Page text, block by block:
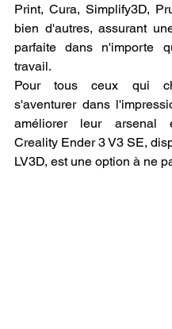
Print, Cura, Simplify3D,
bien d'autres, assurant
parfaite dans n'importe
travail.
Pour tous ceux qui
s'aventurer dans
améliorer leur arsenal
Creality Ender 3 V3 SE,
LV3D, est une option à ne